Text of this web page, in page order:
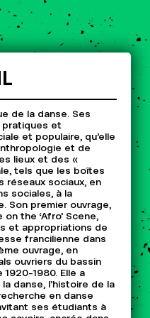
de la danse. Ses
pratiques et
et populaire, qu’elle
et de
lieux et des «
tels que les boîtes
réseaux sociaux, en
sociales, à la
Son premier ouvrage,
the ‘Afro’ Scene,
et appropriations de
francilienne dans
ouvrage, en
ouvriers du bassin
1980. Elle a
danse, l’histoire de la
en danse
ses étudiants à